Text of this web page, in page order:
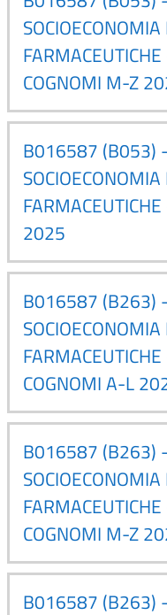
COGNOMI M-Z
B016587 (B053) -
2025
B016587 (B263) -
COGNOMI A-L
B016587 (B263) -
COGNOMI M-Z
B016587 (B263) -